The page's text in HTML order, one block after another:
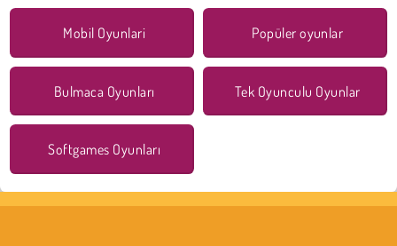
Mobil Oyunlari Popüler oyunlar
Bulmaca Oyunları Tek Oyunculu Oyunlar
Softgames Oyunları